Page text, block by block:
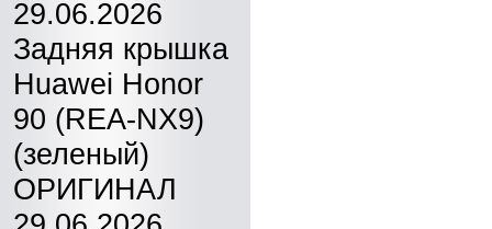
29.06.2026
Задняя крышка
Huawei Honor
90 (REA-NX9)
(зеленый)
ОРИГИНАЛ